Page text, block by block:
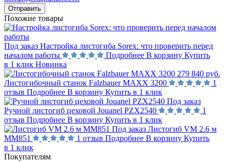
Отправить
Похожие товары
Под заказ Настройка листогиба Sorex: что проверить перед
началом работы
Подробнее В корзину Купить
в 1 клик Новинка
279 840 руб.
Листогибочный станок Falzbauer MAXX 3200
1
отзыв Подробнее В корзину Купить в 1 клик
Под заказ
Ручной листогиб цеховой Jouanel PZX2540
1
отзыв Подробнее В корзину Купить в 1 клик
Под заказ Листогиб VM 2.6 м
MM851
1 отзыв Подробнее В корзину Купить
в 1 клик
Покупателям